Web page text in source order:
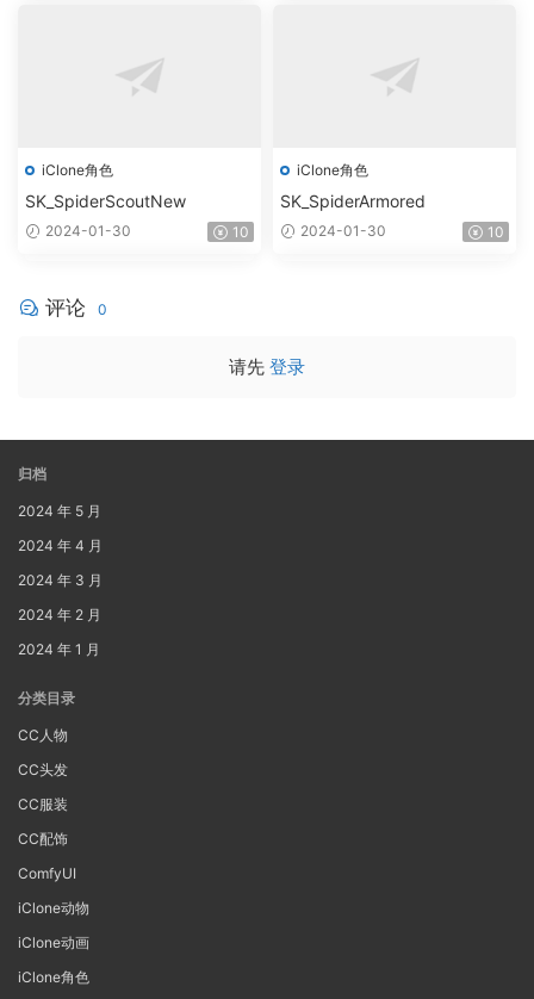
iClone角色
SK_SpiderScoutNew
2024-01-30 10
iClone角色
SK_SpiderArmored
2024-01-30 10
评论 0
请先 登录
归档
2024 年 5 月
2024 年 4 月
2024 年 3 月
2024 年 2 月
2024 年 1 月
分类目录
CC人物
CC头发
CC服装
CC配饰
ComfyUI
iClone动物
iClone动画
iClone角色